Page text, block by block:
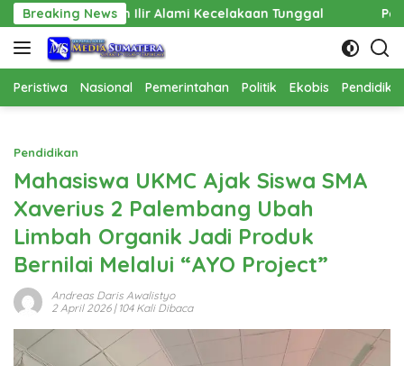
Langsung
ke
konten
Breaking News
Alami Kecelakaan Tunggal Pembangunan Cathlab
Peristiwa Nasional Pemerintahan Politik Ekobis
Pendidikan
Mahasiswa UKMC Ajak Siswa SMA
Xaverius 2 Palembang Ubah
Limbah Organik Jadi Produk
Bernilai Melalui “AYO Project”
Andreas Daris Awalistyo
2 April 2026| 104 Kali Dibaca